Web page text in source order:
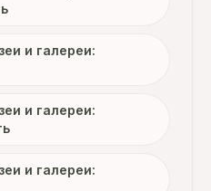
и галереи:
и галереи:
и галереи: